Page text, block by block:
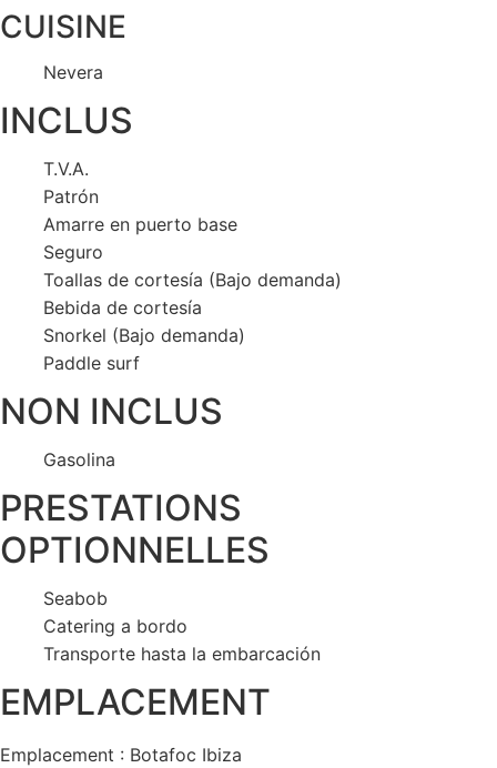
CUISINE
Nevera
INCLUS
T.V.A.
Patrón
Amarre en puerto base
Seguro
Toallas de cortesía (Bajo demanda)
Bebida de cortesía
Snorkel (Bajo demanda)
Paddle surf
NON INCLUS
Gasolina
PRESTATIONS
OPTIONNELLES
Seabob
Catering a bordo
Transporte hasta la embarcación
EMPLACEMENT
Emplacement : Botafoc Ibiza